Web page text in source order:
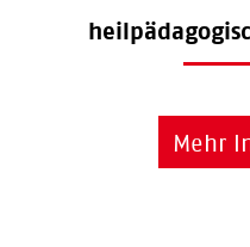
Mehr